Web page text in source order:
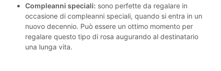
Compleanni speciali: sono perfette da regalare in
occasione di compleanni speciali, quando si entra in un
nuovo decennio. Può essere un ottimo momento per
regalare questo tipo di rosa augurando al destinatario
una lunga vita.